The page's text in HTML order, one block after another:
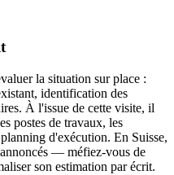
la situation sur place :
identification des
À l'issue de cette visite, il
postes de travaux, les
d'exécution. En Suisse,
— méfiez-vous de
son estimation par écrit.